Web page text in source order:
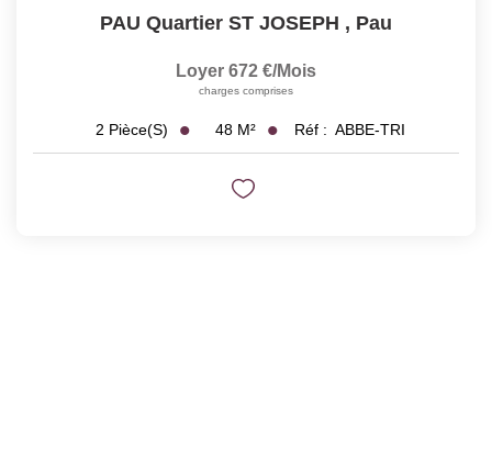
PAU Quartier ST JOSEPH , Pau
Loyer 672 €/mois
charges comprises
2 Pièce(s) 48 M² Réf : ABBE-TRI